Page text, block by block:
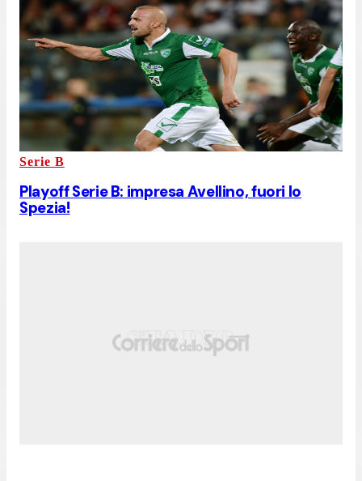
Serie B
Playoff Serie B: impresa Avellino, fuori lo
Spezia!